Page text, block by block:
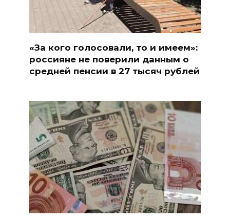
«За кого голосовали, то и имеем»:
россияне не поверили данным о
средней пенсии в 27 тысяч рублей